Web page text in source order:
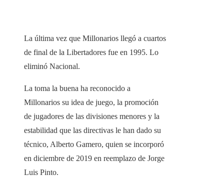
La última vez que Millonarios llegó a cuartos
de final de la Libertadores fue en 1995. Lo
eliminó Nacional.
La toma la buena ha reconocido a
Millonarios su idea de juego, la promoción
de jugadores de las divisiones menores y la
estabilidad que las directivas le han dado su
técnico, Alberto Gamero, quien se incorporó
en diciembre de 2019 en reemplazo de Jorge
Luis Pinto.